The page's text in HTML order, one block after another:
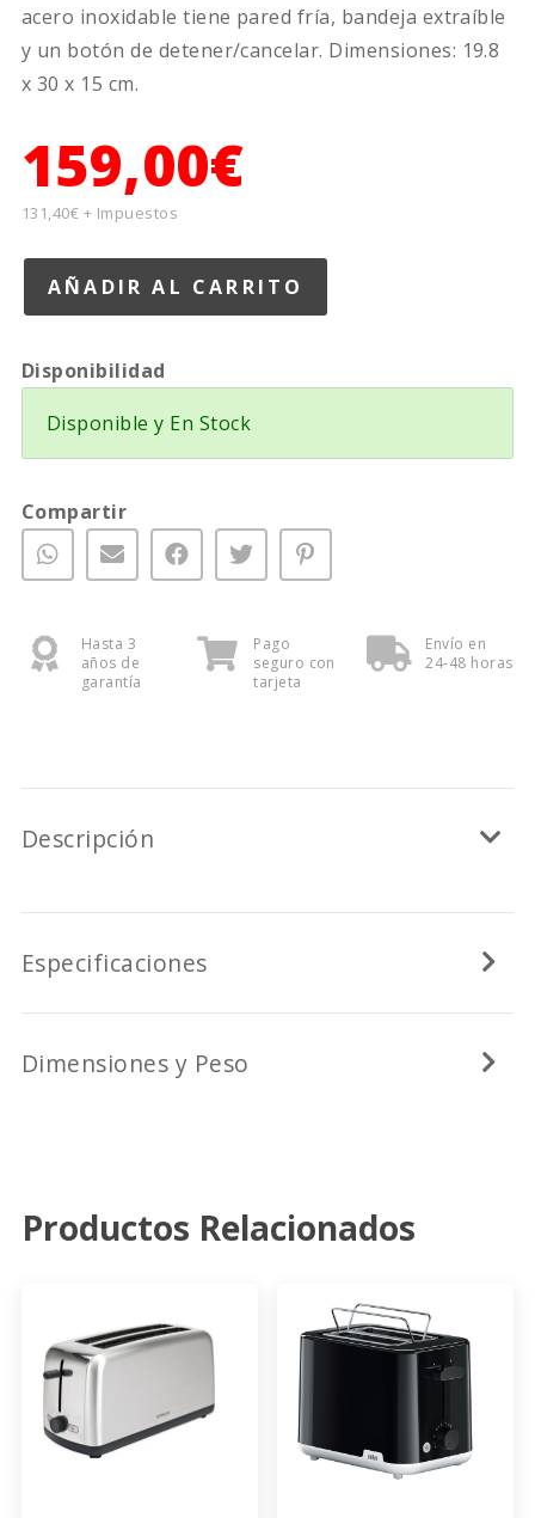
acero inoxidable tiene pared fría, bandeja extraíble
y un botón de detener/cancelar. Dimensiones: 19.8
x 30 x 15 cm.
159,00€
131,40€ + Impuestos
Disponibilidad
Disponible y En Stock
Compartir
Hasta 3
años de
garantía
Pago
seguro con
tarjeta
Envío en
24-48 horas
Descripción
Especificaciones
Dimensiones y Peso
Productos Relacionados